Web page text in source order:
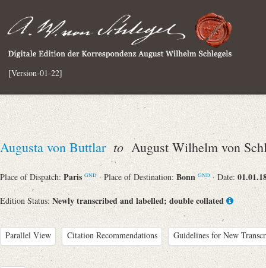
[Version-01-22]
Augusta von Buttlar to August Wilhelm von
Place of Dispatch: Paris GND · Place of Destination: Bonn GND · Date:
Edition Status: Newly transcribed and labelled; double collated
Parallel View Citation Recommendations Guidelines for New